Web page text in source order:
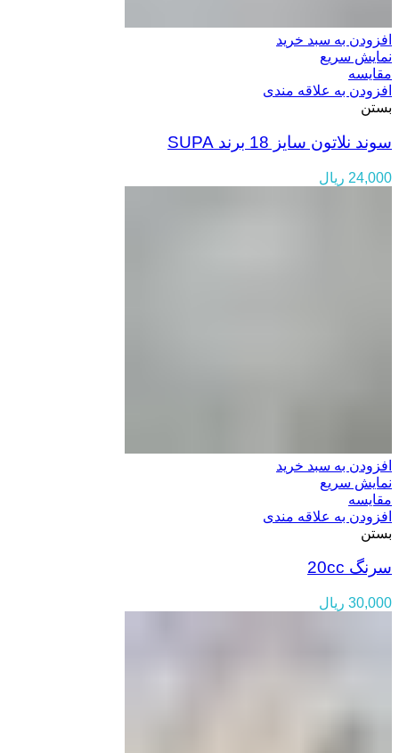
افزودن به سبد خرید
نمایش سریع
مقایسه
افزودن به علاقه مندی
بستن
سوند نلاتون سایز 18 برند SUPA
24,000 ریال
افزودن به سبد خرید
نمایش سریع
مقایسه
افزودن به علاقه مندی
بستن
سرنگ 20cc
30,000 ریال